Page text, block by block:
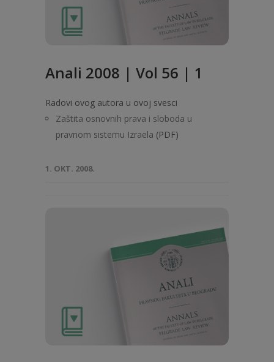
Anali 2008 | Vol 56 | 1
Radovi ovog autora u ovoj svesci
Zaštita osnovnih prava i sloboda u
pravnom sistemu Izraela (PDF)
1. OKT. 2008.